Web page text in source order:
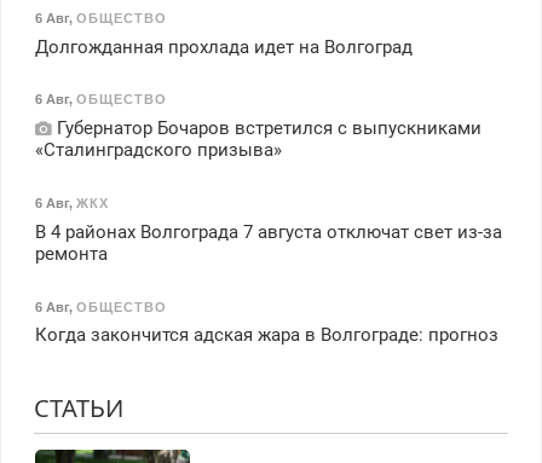
6 Авг, ОБЩЕСТВО
Долгожданная прохлада идет на Волгоград
6 Авг, ОБЩЕСТВО
Губернатор Бочаров встретился с выпускниками
«Сталинградского призыва»
6 Авг, ЖКХ
В 4 районах Волгограда 7 августа отключат свет из-за
ремонта
6 Авг, ОБЩЕСТВО
Когда закончится адская жара в Волгограде: прогноз
СТАТЬИ